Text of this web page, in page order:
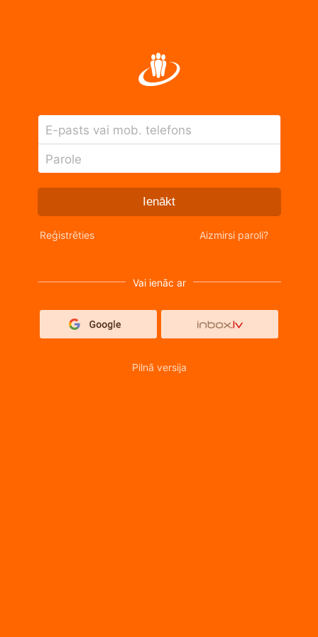
E-pasts vai mob. telefons
Parole
Ienākt
Reģistrēties Aizmirsi paroli?
Vai ienāc ar
Pilnā versija